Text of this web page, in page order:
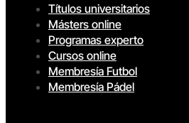
Títulos universitarios
Másters online
Programas experto
Cursos online
Membresía Futbol
Membresía Pádel